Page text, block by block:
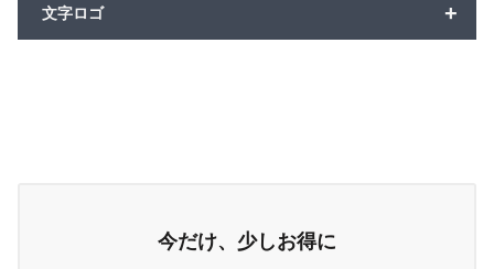
+
文字ロゴ
今だけ、少しお得に